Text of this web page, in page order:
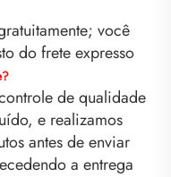
você
do frete expresso
de qualidade
e realizamos
antes de enviar
a entrega